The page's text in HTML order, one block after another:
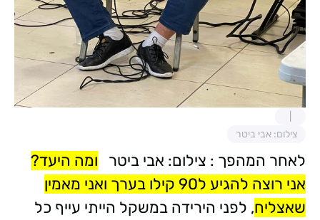
צילום: אבי ביטר
לאחר המהפך : צילום: אבי ביטר ומה היעד?
אני רוצה להגיע ל90 קילו בערך ואני מאמין
שאצליח, לפני הירידה במשקל הייתי עייף כל